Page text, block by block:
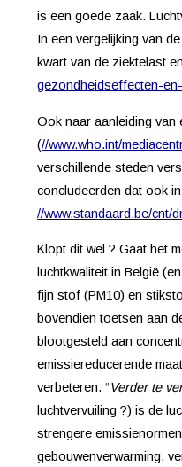
is een goede zaak.
In een vergelijking van
kwart van de ziektelast
gezondheidseffecten-
Ook naar aanleiding van
(//www.who.int/
verschillende steden
concludeerden dat ook
//www.standaard.be/cnt/
Klopt dit wel ? Gaat het
luchtkwaliteit in België
fijn stof (PM10) en
bovendien toetsen aan
blootgesteld aan
emissiereducerende
verbeteren. “Verder te
luchtvervuiling ?) is de
strengere
gebouwenverwarming,